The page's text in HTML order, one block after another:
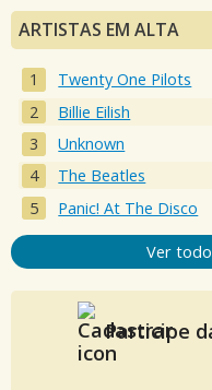
ARTISTAS EM ALTA
Twenty One Pilots
Billie Eilish
Unknown
The Beatles
Panic! At The Disco
Ver
Participe